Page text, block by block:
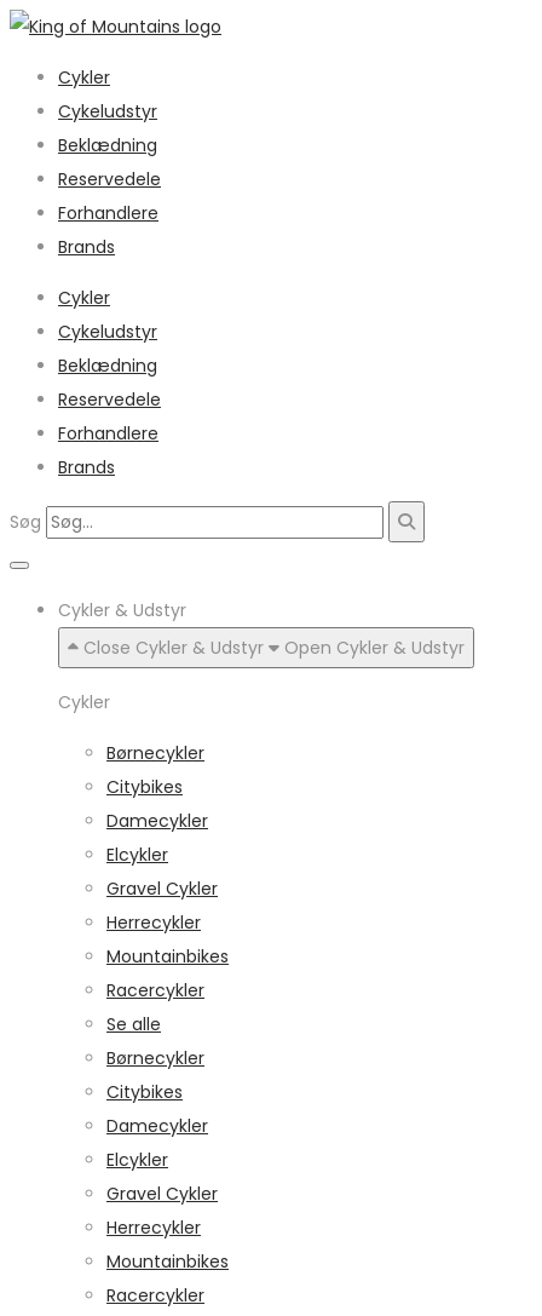
Cykler
Cykeludstyr
Beklædning
Reservedele
Forhandlere
Brands
Cykler
Cykeludstyr
Beklædning
Reservedele
Forhandlere
Brands
Søg
Cykler & Udstyr
Close Cykler & Udstyr
Open Cykler & Udstyr
Cykler
Børnecykler
Citybikes
Damecykler
Elcykler
Gravel Cykler
Herrecykler
Mountainbikes
Racercykler
Se alle
Børnecykler
Citybikes
Damecykler
Elcykler
Gravel Cykler
Herrecykler
Mountainbikes
Racercykler